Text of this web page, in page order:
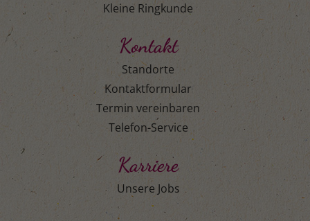
Kleine Ringkunde
Kontakt
Standorte
Kontaktformular
Termin vereinbaren
Telefon-Service
Karriere
Unsere Jobs